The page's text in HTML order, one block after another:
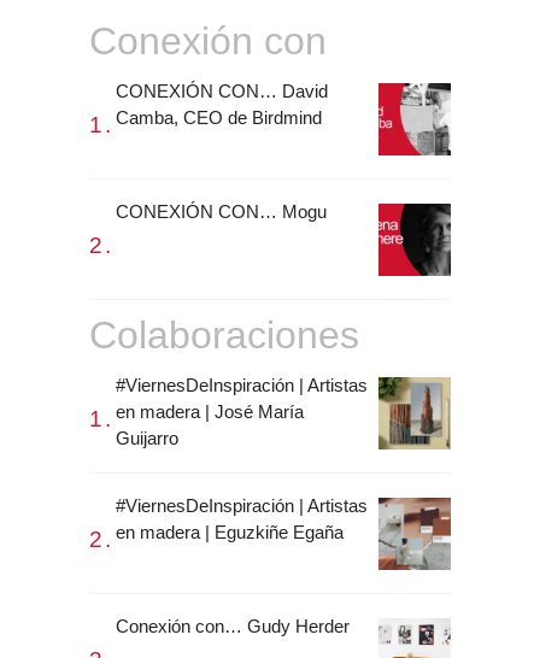
Conexión con
CONEXIÓN CON… David
Camba, CEO de Birdmind
CONEXIÓN CON… Mogu
Colaboraciones
#ViernesDeInspiración | Artistas
en madera | José María
Guijarro
#ViernesDeInspiración | Artistas
en madera | Eguzkiñe Egaña
Conexión con… Gudy Herder